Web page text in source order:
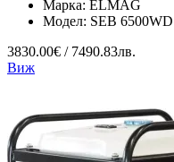
Марка: ELMAG
Модел: SEB 6500WD
3830.00€ / 7490.83лв.
Виж